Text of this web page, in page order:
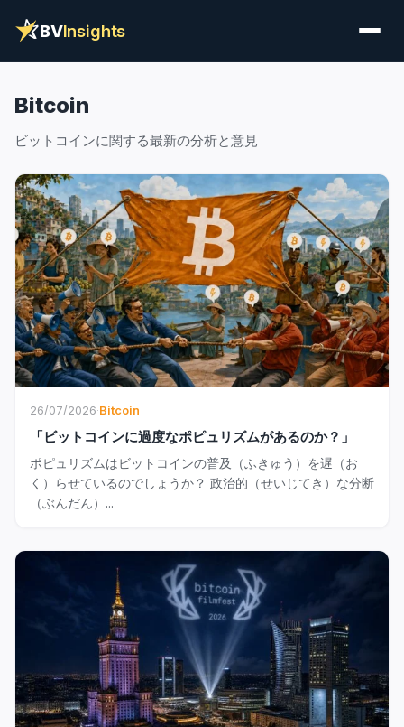
BVInsights
Bitcoin
ビットコインに関する最新の分析と意見
26/07/2026·Bitcoin
「ビットコインに過度なポピュリズムがあるのか？」
ポピュリズムはビットコインの普及（ふきゅう）を遅（お
く）らせているのでしょうか？ 政治的（せいじてき）な分断
（ぶんだん）...